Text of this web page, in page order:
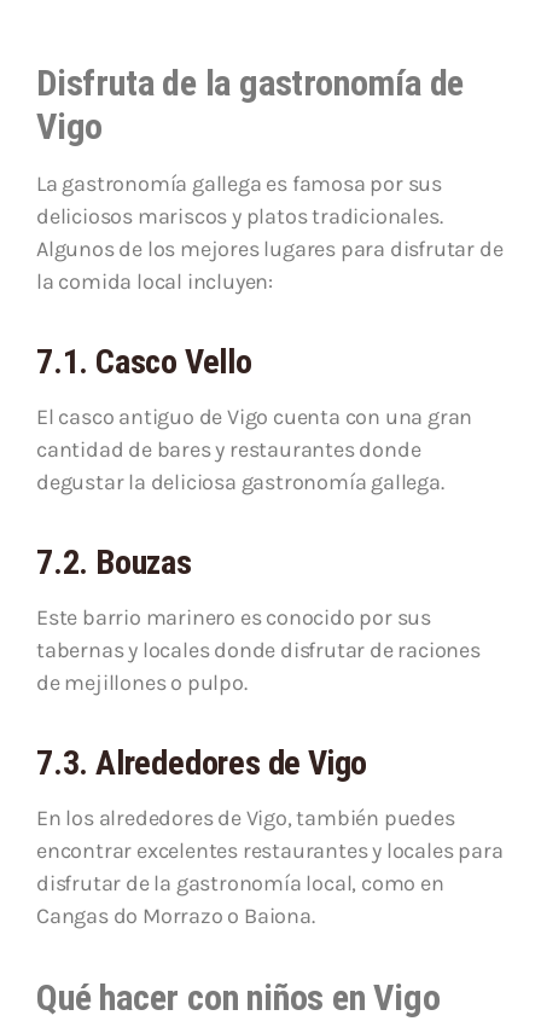
Disfruta de la gastronomía de
Vigo
La gastronomía gallega es famosa por sus
deliciosos mariscos y platos tradicionales.
Algunos de los mejores lugares para disfrutar de
la comida local incluyen:
7.1. Casco Vello
El casco antiguo de Vigo cuenta con una gran
cantidad de bares y restaurantes donde
degustar la deliciosa gastronomía gallega.
7.2. Bouzas
Este barrio marinero es conocido por sus
tabernas y locales donde disfrutar de raciones
de mejillones o pulpo.
7.3. Alrededores de Vigo
En los alrededores de Vigo, también puedes
encontrar excelentes restaurantes y locales para
disfrutar de la gastronomía local, como en
Cangas do Morrazo o Baiona.
Qué hacer con niños en Vigo